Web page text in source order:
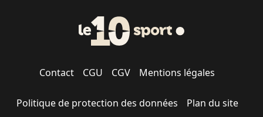
Contact CGU CGV Mentions légales
Politique de protection des données Plan du site